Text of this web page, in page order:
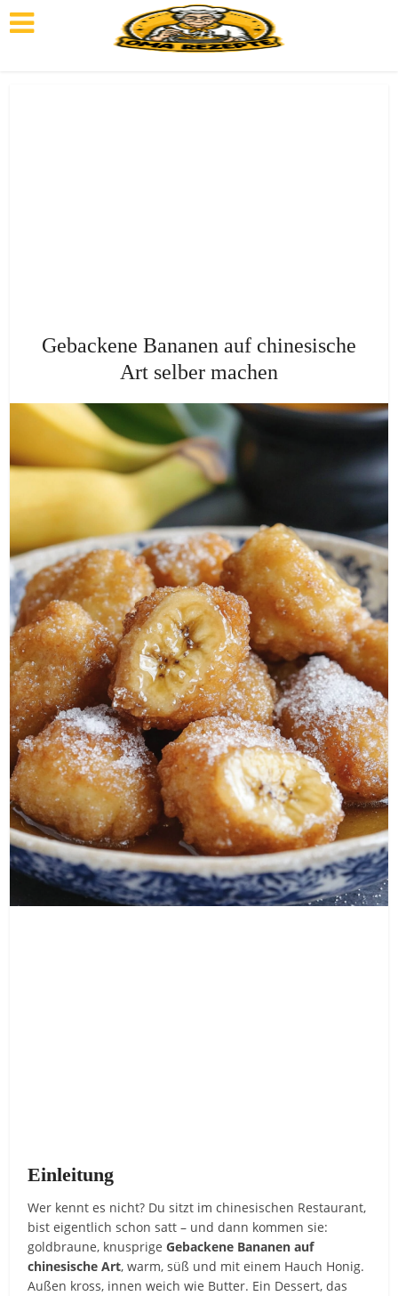
Gebackene Bananen auf chinesische
Art selber machen
Einleitung
Wer kennt es nicht? Du sitzt im chinesischen Restaurant,
bist eigentlich schon satt – und dann kommen sie:
goldbraune, knusprigeGebackene Bananen auf
chinesische Art, warm, süß und mit einem Hauch Honig.
Außen kross, innen weich wie Butter. Ein Dessert, das